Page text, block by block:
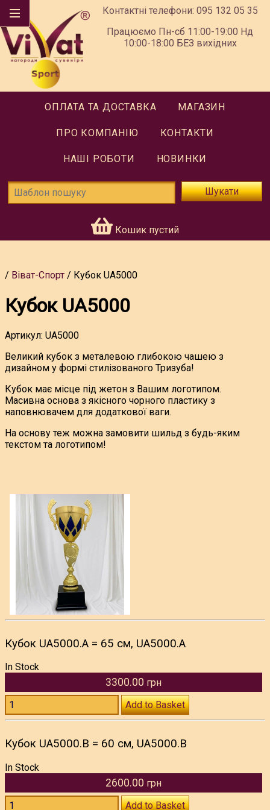
Контактні телефони: 095 132 05 35
Працюємо Пн-сб 11:00-19:00 Нд
10:00-18:00 БЕЗ вихідних
ОПЛАТА ТА ДОСТАВКА МАГАЗИН
ПРО КОМПАНІЮ КОНТАКТИ
НАШІ РОБОТИ НОВИНКИ
Шукати
Кошик пустий
Віват-Спорт Кубок UA5000
Кубок UA5000
Артикул: UA5000
Великий кубок з металевою глибокою чашею з
дизайном у формі стилізованого Тризуба!
Кубок має місце під жетон з Вашим логотипом.
Масивна основа з якісного чорного пластику з
наповнювачем для додаткової ваги.
На основу теж можна замовити шильд з будь-яким
текстом та логотипом!
Кубок UA5000.A = 65 см, UA5000.A
In Stock
3300.00 грн
Add to Basket
Кубок UA5000.B = 60 см, UA5000.B
In Stock
2600.00 грн
Add to Basket